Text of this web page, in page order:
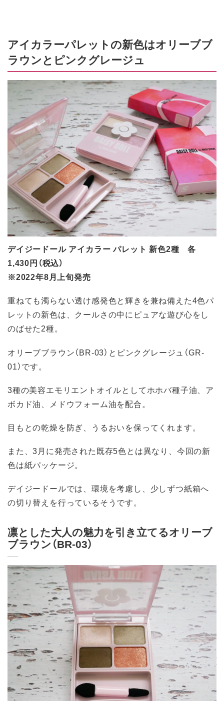
アイカラーパレットの新色はオリーブブ
ラウンとピンクグレージュ
デイジードール アイカラー パレット 新色2種 各
1,430円（税込）
※2022年8月上旬発売
重ねても濁らない透け感発色と輝きを兼ね備えた4色パ
レットの新色は、クールさの中にピュアな遊び心をし
のばせた2種。
オリーブブラウン（BR-03）とピンクグレージュ（GR-
01）です。
3種の美容エモリエントオイルとしてホホバ種子油、ア
ボカド油、メドウフォーム油を配合。
目もとの乾燥を防ぎ、うるおいを保ってくれます。
また、3月に発売された既存5色とは異なり、今回の新
色は紙パッケージ。
デイジードールでは、環境を考慮し、少しずつ紙箱へ
の切り替えを行っているそうです。
凛とした大人の魅力を引き立てるオリーブ
ブラウン（BR-03）